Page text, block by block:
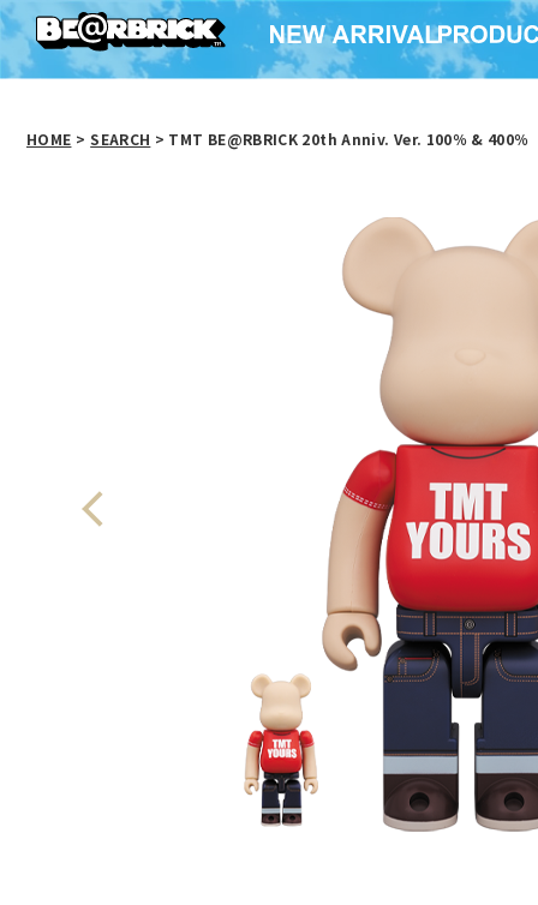
HOME > SEARCH > TMT BE@RBRICK 20th Anniv. Ver. 100％ & 400％